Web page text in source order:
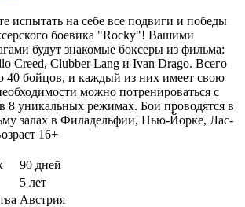
испытать на себе все подвиги и победы
боевика "Rocky"! Вашими
будут знакомые боксеры из фильма:
Creed, Clubber Lang и Ivan Drago. Всего
40 бойцов, и каждый из них имеет свою
можно потренироваться с
8 уникальных режимах. Бои проводятся в
залах в Филадельфии, Нью-Йорке, Лас-
16+
90 дней
5 лет
Австрия